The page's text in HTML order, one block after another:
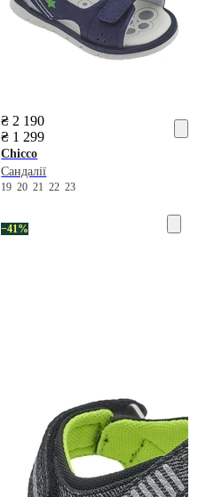
₴ 2 190
₴ 1 299
Chicco
Сандалії
1920212223
−41%